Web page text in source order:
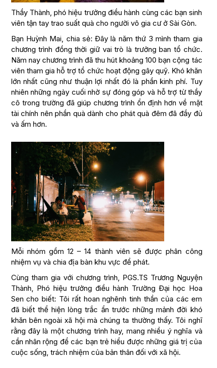
Thầy Thành, phó hiệu trưởng điều hành cùng các bạn sinh
viên tận tay trao suất quà cho người vô gia cư ở Sài Gòn.
Bạn Huỳnh Mai, chia sẻ: Đây là năm thứ 3 mình tham gia
chương trình đồng thời giữ vai trò là trưởng ban tổ chức.
Năm nay chương trình đã thu hút khoảng 100 bạn cộng tác
viên tham gia hỗ trợ tổ chức hoạt động gây quỹ. Khó khăn
lớn nhất cũng như thuận lợi nhất đó là phần kinh phí. Tuy
nhiên những ngày cuối nhờ sự đóng góp và hỗ trợ từ thầy
cô trong trường đã giúp chương trình ổn định hơn về mặt
tài chính nên phần quà dành cho phát quà đêm đã đầy đủ
và ấm hơn.
Mỗi nhóm gồm 12 – 14 thành viên sẽ được phân công
nhiệm vụ và chia địa bàn khu vực để phát.
Cùng tham gia với chương trình, PGS.TS Trương Nguyện
Thành, Phó hiệu trưởng điều hành Trường Đại học Hoa
Sen cho biết: Tôi rất hoan nghênh tinh thần của các em
đã biết thể hiện lòng trắc ẩn trước những mảnh đời khó
khăn bên ngoài xã hội mà chúng ta thường thấy. Tôi nghĩ
rằng đây là một chương trình hay, mang nhiều ý nghĩa và
cần nhân rộng để các bạn trẻ hiểu được những giá trị của
cuộc sống, trách nhiệm của bản thân đối với xã hội.